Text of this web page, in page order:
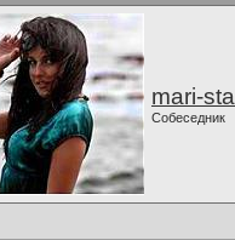
mari-
Собеседник